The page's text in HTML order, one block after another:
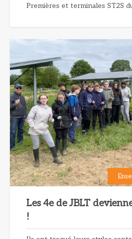
Premières et terminales ST2S
Les 4e de JBLT
!